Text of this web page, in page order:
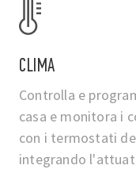
PRESE
Controlla le
app o con la
di lampade